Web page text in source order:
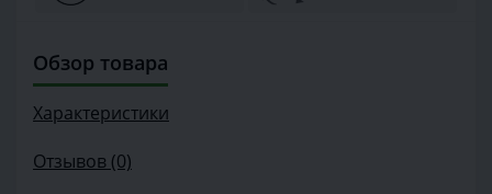
Обзор товара
Характеристики
Отзывов (0)